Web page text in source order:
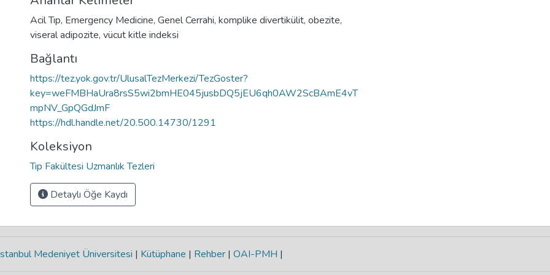
Acil Tıp, Emergency Medicine, Genel Cerrahi, komplike divertikülit, obezite,
viseral adipozite, vücut kitle indeksi
Bağlantı
https://tez.yok.gov.tr/UlusalTezMerkezi/TezGoster?
key=weFMBHaUra8rsS5wi2bmHE045jusbDQ5jEU6qh0AW2ScBAmE4vT
mpNV_GpQGdJmF
https://hdl.handle.net/20.500.14730/1291
Koleksiyon
Tıp Fakültesi Uzmanlık Tezleri
Detaylı Öğe Kaydı
Medeniyet Üniversitesi | Kütüphane | Rehber | OAI-PMH |